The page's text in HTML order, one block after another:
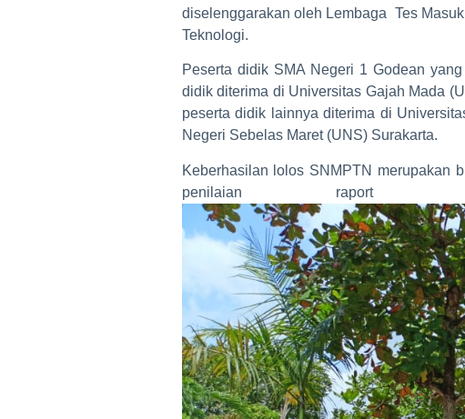
diselenggarakan oleh Lembaga Tes
Teknologi.
Peserta didik SMA Negeri 1 Godean
didik diterima di Universitas Gajah Mada
peserta didik lainnya diterima di
Negeri Sebelas Maret (UNS) Surakarta.
Keberhasilan lolos SNMPTN merupakan
penilaian raport